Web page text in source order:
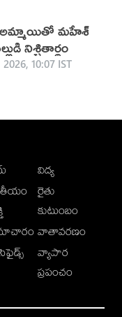
మహేశ్
నిశ్చితార్థం
2026, 10:07 IST
విద్య
రైతు
కుటుంబం
వాతావరణం
వ్యాపార
ప్రపంచం